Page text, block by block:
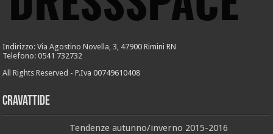
Indirizzo: Via Agostino Novella, 3, 47900 Rimini RN
Telefono: 0541 732732
All Rights Reserved - P.Iva 00749610408
Cravattide
Tendenze autunno/inverno 2015-2016